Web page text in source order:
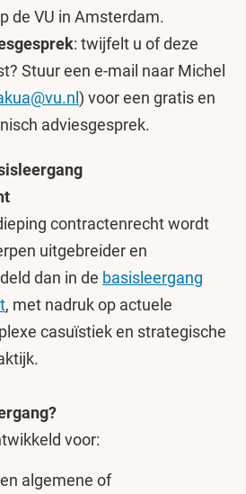
de VU in Amsterdam.
: twijfelt u of deze
Stuur een e-mail naar Michel
) voor een gratis en
adviesgesprek.
contractenrecht wordt
uitgebreider en
dan in de basisleergang
, met nadruk op actuele
casuïstiek en strategische
voor:
algemene of